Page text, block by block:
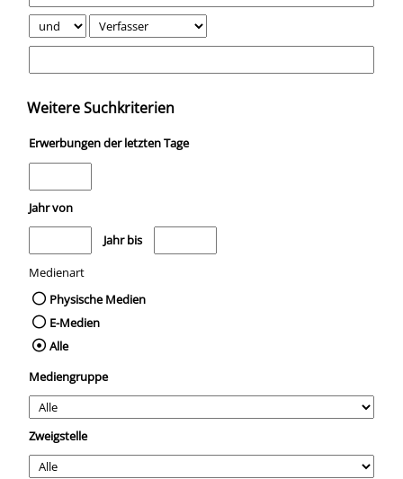
Weitere Suchkriterien
Erwerbungen der letzten Tage
Jahr von
Medien anzeigen, die nach dem Jahr veröffentlicht wurden
Jahr bis
Medienart
Physische Medien
E-Medien
Alle
Mediengruppe
Zweigstelle